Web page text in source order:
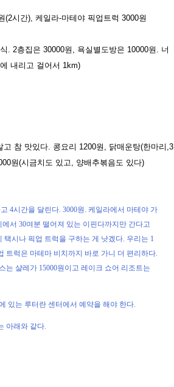
(2시간), 케일라-마테야 픽업트럭 3000원
. 2층집은 30000원, 욕실별도방은 10000원. 너
내리고 걸어서 1km)
참 맛있다. 콩요리 1200원, 닭매운탕(한마리,3
원(시금치도 있고, 양배추볶음도 있다)
4시간을 달린다. 3000원. 케일라에서 마테야 가
서 30여분 떨어져 있는 이핀다까지만 간다고
시나 픽업 트럭을 구하는 게 낫겠다. 우리는 1
트럭은 마테마 비치까지 바로 가니 더 편리하다.
는 샬레가 15000원이고 레이크 쇼어 리조트는
있는 루터란 센터에서 예약을 해야 한다.
아래와 같다.